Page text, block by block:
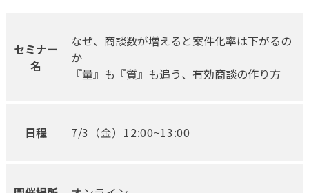
セミナー
名
なぜ、商談数が増えると案件化率は下がるの
か
『量』も『質』も追う、有効商談の作り方
日程 7/3（金）12:00~13:00